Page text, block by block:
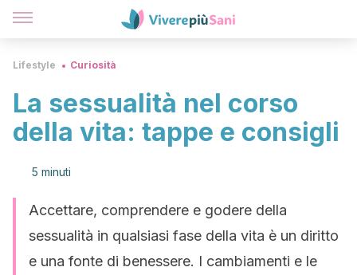
Lifestyle Curiosità
La sessualità nel corso
della vita: tappe e consigli
5 minuti
Accettare, comprendere e godere della
sessualità in qualsiasi fase della vita è un diritto
e una fonte di benessere. I cambiamenti e le